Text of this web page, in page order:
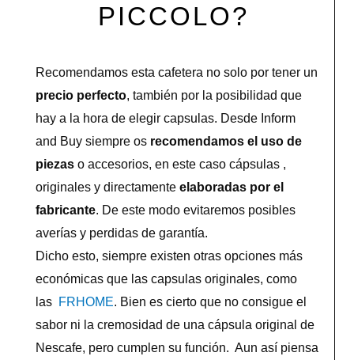
PICCOLO?
Recomendamos esta cafetera no solo por tener un
precio perfecto, también por la posibilidad que
hay a la hora de elegir capsulas. Desde Inform
and Buy siempre os recomendamos el uso de
piezas o accesorios, en este caso cápsulas ,
originales y directamente elaboradas por el
fabricante. De este modo evitaremos posibles
averías y perdidas de garantía.
Dicho esto, siempre existen otras opciones más
económicas que las capsulas originales, como
las FRHOME. Bien es cierto que no consigue el
sabor ni la cremosidad de una cápsula original de
Nescafe, pero cumplen su función. Aun así piensa